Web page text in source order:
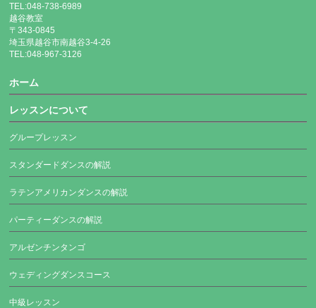
TEL:048-738-6989
越谷教室
〒343-0845
埼玉県越谷市南越谷3-4-26
TEL:048-967-3126
ホーム
レッスンについて
グループレッスン
スタンダードダンスの解説
ラテンアメリカンダンスの解説
パーティーダンスの解説
アルゼンチンタンゴ
ウェディングダンスコース
中級レッスン